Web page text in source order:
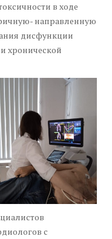
в ходе
направленную
дисфункции
хронической
с